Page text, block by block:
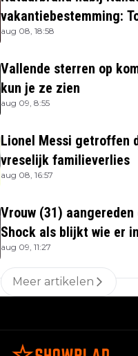
vakantiebestemming:
verblijven gehaald
aug 08, 18:58
Vallende sterren op
kun je ze zien
aug 09, 8:55
Lionel Messi getroffen
vreselijk familieverlies
aug 08, 16:57
Vrouw (31)
Shock als blijkt wie er
zitten
aug 09, 11:27
Meer artikelen